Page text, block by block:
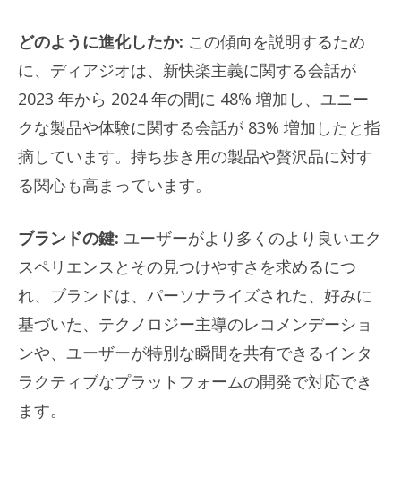
どのように進化したか: この傾向を説明するため
に、ディアジオは、新快楽主義に関する会話が
2023 年から 2024 年の間に 48% 増加し、ユニー
クな製品や体験に関する会話が 83% 増加したと指
摘しています。持ち歩き用の製品や贅沢品に対す
る関心も高まっています。
ブランドの鍵: ユーザーがより多くのより良いエク
スペリエンスとその見つけやすさを求めるにつ
れ、ブランドは、パーソナライズされた、好みに
基づいた、テクノロジー主導のレコメンデーショ
ンや、ユーザーが特別な瞬間を共有できるインタ
ラクティブなプラットフォームの開発で対応でき
ます。